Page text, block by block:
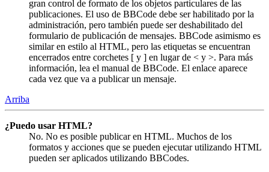
gran control de formato de los objetos particulares de las
publicaciones. El uso de BBCode debe ser habilitado por la
administración, pero también puede ser deshabilitado del
formulario de publicación de mensajes. BBCode asimismo es
similar en estilo al HTML, pero las etiquetas se encuentran
encerrados entre corchetes [ y ] en lugar de < y >. Para más
información, lea el manual de BBCode. El enlace aparece
cada vez que va a publicar un mensaje.
Arriba
¿Puedo usar HTML?
No. No es posible publicar en HTML. Muchos de los
formatos y acciones que se pueden ejecutar utilizando HTML
pueden ser aplicados utilizando BBCodes.